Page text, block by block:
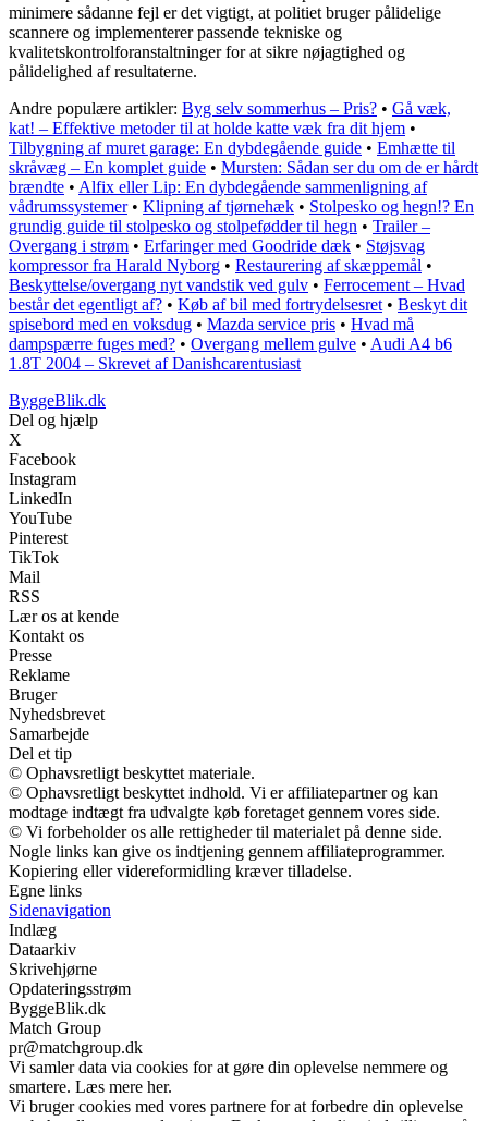
minimere sådanne fejl er det vigtigt, at politiet bruger pålidelige
scannere og implementerer passende tekniske og
kvalitetskontrolforanstaltninger for at sikre nøjagtighed og
pålidelighed af resultaterne.
Andre populære artikler: Byg selv sommerhus – Pris? • Gå væk,
kat! – Effektive metoder til at holde katte væk fra dit hjem •
Tilbygning af muret garage: En dybdegående guide • Emhætte til
skråvæg – En komplet guide • Mursten: Sådan ser du om de er hårdt
brændte • Alfix eller Lip: En dybdegående sammenligning af
vådrumssystemer• Klipning af tjørnehæk • Stolpesko og hegn!? En
grundig guide til stolpesko og stolpefødder til hegn • Trailer –
Overgang i strøm • Erfaringer med Goodride dæk • Støjsvag
kompressor fra Harald Nyborg • Restaurering af skæppemål •
Beskyttelse/overgang nyt vandstik ved gulv • Ferrocement – Hvad
består det egentligt af? • Køb af bil med fortrydelsesret • Beskyt dit
spisebord med en voksdug • Mazda service pris • Hvad må
dampspærre fuges med? • Overgang mellem gulve • Audi A4 b6
1.8T 2004 – Skrevet af Danishcarentusiast
ByggeBlik.dk
Del og hjælp
X
Facebook
Instagram
LinkedIn
YouTube
Pinterest
TikTok
Mail
RSS
Lær os at kende
Kontakt os
Presse
Reklame
Bruger
Nyhedsbrevet
Samarbejde
Del et tip
© Ophavsretligt beskyttet materiale.
© Ophavsretligt beskyttet indhold. Vi er affiliatepartner og kan
modtage indtægt fra udvalgte køb foretaget gennem vores side.
© Vi forbeholder os alle rettigheder til materialet på denne side.
Nogle links kan give os indtjening gennem affiliateprogrammer.
Kopiering eller videreformidling kræver tilladelse.
Egne links
Sidenavigation
Indlæg
Dataarkiv
Skrivehjørne
Opdateringsstrøm
ByggeBlik.dk
Match Group
pr@matchgroup.dk
Vi samler data via cookies for at gøre din oplevelse nemmere og
smartere. Læs mere her.
Vi bruger cookies med vores partnere for at forbedre din oplevelse